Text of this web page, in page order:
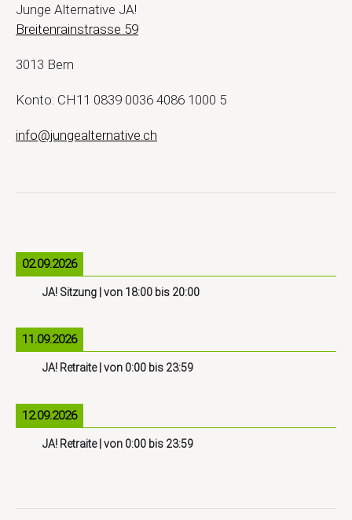
Junge Alternative JA!
Breitenrainstrasse 59
3013 Bern
Konto: CH11 0839 0036 4086 1000 5
info@jungealternative.ch
02.09.2026
JA! Sitzung | von 18:00 bis 20:00
11.09.2026
JA! Retraite| von 0:00 bis 23:59
12.09.2026
JA! Retraite| von 0:00 bis 23:59